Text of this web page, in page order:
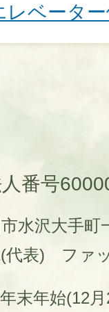
レベータ
番号
水沢大手町
代表)
ファ
末年始(12